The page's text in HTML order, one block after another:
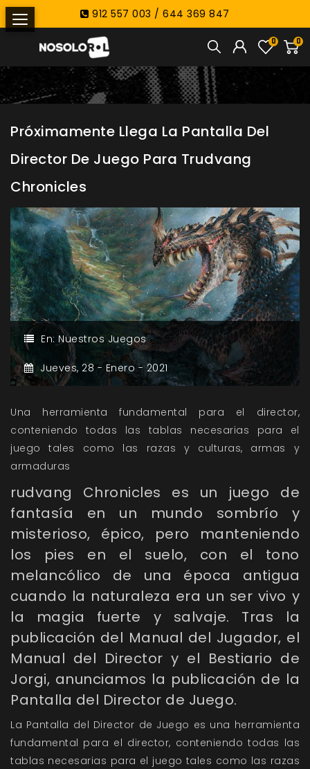
912 557 003 / 644 369 847
0
0
Próximamente Llega La Pantalla Del
Director De Juego Para Trudvang
Chronicles
En: Nuestros Juegos
Jueves, 28 - Enero - 2021
Una herramienta fundamental para el director,
conteniendo todas las tablas necesarias para el
juego tales como las razas y culturas, armas y
armaduras
rudvang Chronicles es un juego de
fantasía en un mundo sombrío y
misterioso, épico, pero manteniendo
los pies en el suelo, con el tono
melancólico de una época antigua
cuando la naturaleza era un ser vivo y
la magia fuerte y salvaje. Tras la
publicación del Manual del Jugador, el
Manual del Director y el Bestiario de
Jorgi, anunciamos la publicación de la
Pantalla del Director de Juego.
La Pantalla del Director de Juego es una herramienta
fundamental para el director, conteniendo todas las
tablas necesarias para el juego tales como las razas